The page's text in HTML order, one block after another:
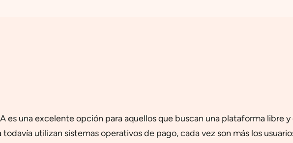
es una excelente opción para aquellos que buscan una plataforma libre
utilizan sistemas operativos de pago, cada vez son más los